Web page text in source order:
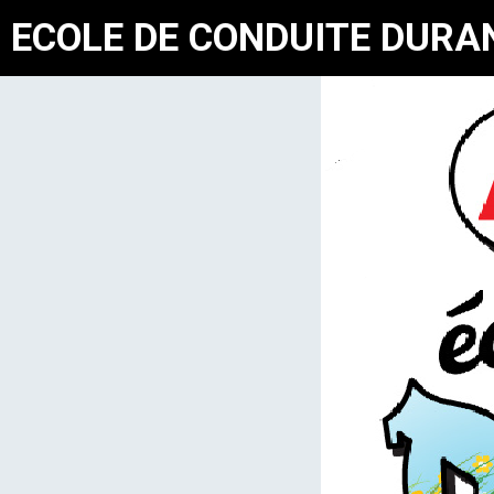
ECOLE DE CONDUITE